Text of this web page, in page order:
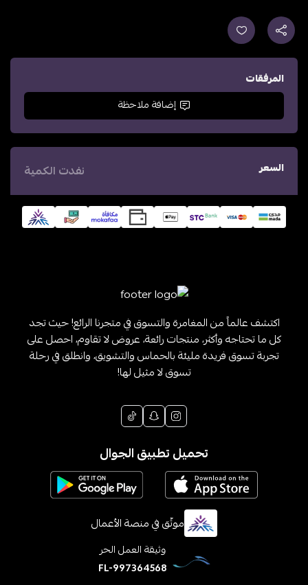
المرفقات
إضافة ملاحظة
السعر نفدت الكمية
اكتشف عالماً من المغامرة والتسوق في متجرنا الرائع! حيث تجد
كل ما تحتاجه وأكثر، منتجات رائعة، عروض لا تقاوم، احصل على
تجربة تسوق فريدة مليئة بالحماس والتشويق، وانطلق في رحلة
تسوق لا مثيل لها!
تحميل تطبيق الجوال
موثّق في منصة الأعمال
وثيقة العمل الحر
FL-997364568